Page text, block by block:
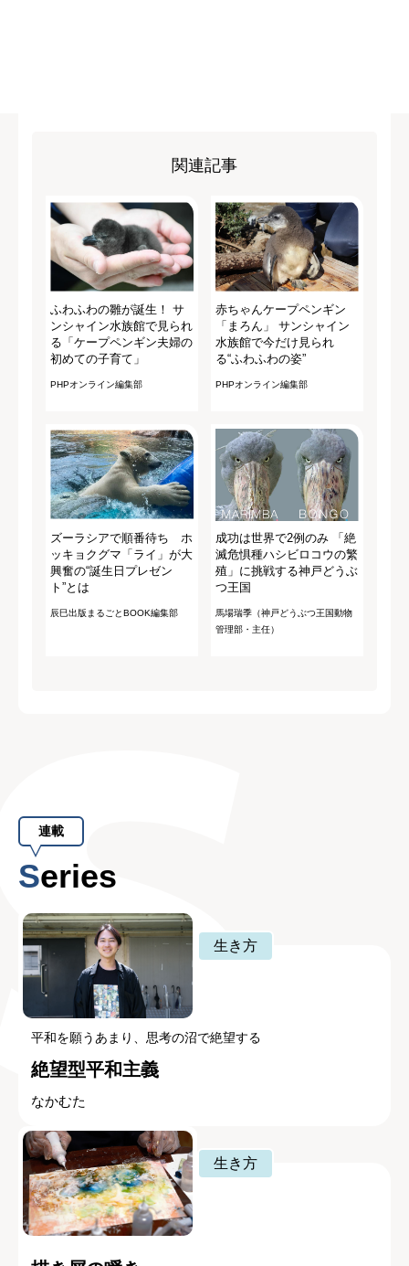
関連記事
ふわふわの雛が誕生！ サ
ンシャイン水族館で見られ
る「ケープペンギン夫婦の
初めての子育て」
PHPオンライン編集部
赤ちゃんケープペンギン
「まろん」 サンシャイン
水族館で今だけ見られ
る“ふわふわの姿”
PHPオンライン編集部
ズーラシアで順番待ち ホ
ッキョクグマ「ライ」が大
興奮の“誕生日プレゼン
ト”とは
辰巳出版まるごとBOOK編集部
成功は世界で2例のみ 「絶
滅危惧種ハシビロコウの繁
殖」に挑戦する神戸どうぶ
つ王国
馬場瑞季（神戸どうぶつ王国動物
管理部・主任）
連載
Series
生き方
平和を願うあまり、思考の沼で絶望する
絶望型平和主義
なかむた
生き方